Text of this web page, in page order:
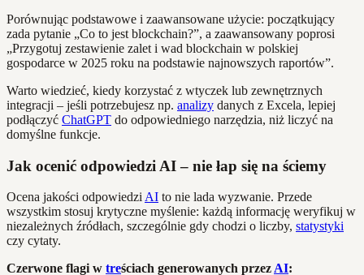
Porównując podstawowe i zaawansowane użycie: początkujący
zada pytanie „Co to jest blockchain?”, a zaawansowany poprosi
„Przygotuj zestawienie zalet i wad blockchain w polskiej
gospodarce w 2025 roku na podstawie najnowszych raportów”.
Warto wiedzieć, kiedy korzystać z wtyczek lub zewnętrznych
integracji – jeśli potrzebujesz np. analizy danych z Excela, lepiej
podłączyć ChatGPT do odpowiedniego narzędzia, niż liczyć na
domyślne funkcje.
Jak ocenić odpowiedzi AI – nie łap się na ściemy
Ocena jakości odpowiedziAI to nie lada wyzwanie. Przede
wszystkim stosuj krytyczne myślenie: każdą informację weryfikuj w
niezależnych źródłach, szczególnie gdy chodzi o liczby, statystyki
czy cytaty.
Czerwone flagi w treściach generowanych przezAI: